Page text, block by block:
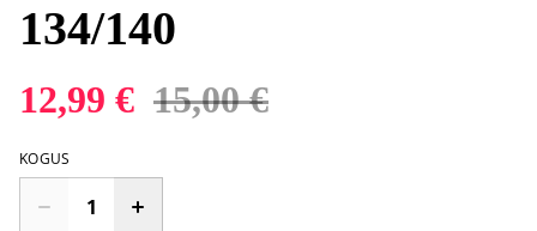
134/140
12,99 € 15,00 €
KOGUS